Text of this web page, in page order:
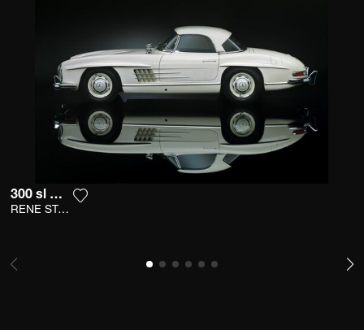
300 sl mirror
RENE STAUD